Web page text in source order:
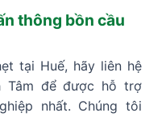
thông bồn cầu
tại Huế, hãy liên hệ
Tâm để được hỗ trợ
nhất. Chúng tôi